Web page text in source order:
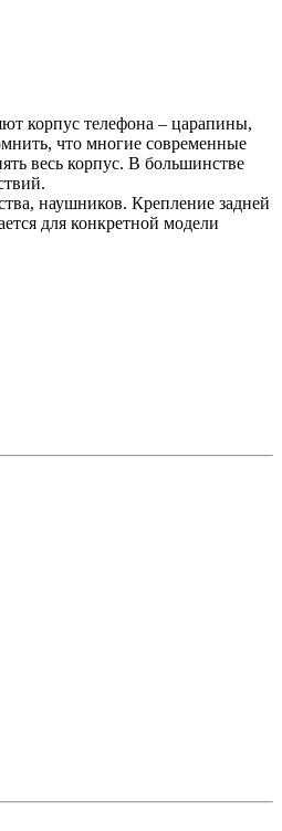
корпус телефона – царапины,
что многие современные
весь корпус. В большинстве
наушников. Крепление задней
для конкретной модели